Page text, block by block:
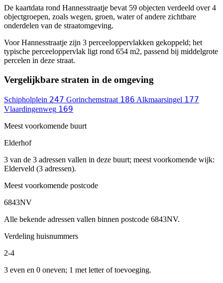
De kaartdata rond Hannesstraatje bevat 59 objecten verdeeld over 4
objectgroepen, zoals wegen, groen, water of andere zichtbare
onderdelen van de straatomgeving.
Voor Hannesstraatje zijn 3 perceeloppervlakken gekoppeld; het
typische perceeloppervlak ligt rond 654 m2, passend bij middelgrote
percelen in deze straat.
Vergelijkbare straten in de omgeving
Schipholplein 247 Gorinchemstraat 186 Alkmaarsingel 177
Vlaardingenweg 169
Meest voorkomende buurt
Elderhof
3 van de 3 adressen vallen in deze buurt; meest voorkomende wijk:
Elderveld (3 adressen).
Meest voorkomende postcode
6843NV
Alle bekende adressen vallen binnen postcode 6843NV.
Verdeling huisnummers
2-4
3 even en 0 oneven; 1 met letter of toevoeging.